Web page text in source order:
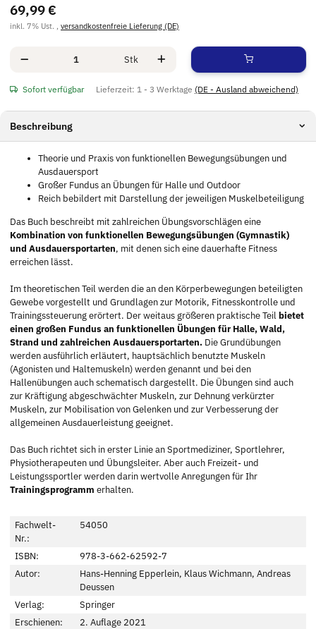
69,99 €
inkl. 7% Ust. , versandkostenfreie Lieferung (DE)
Stk
Sofort verfügbar Lieferzeit: 1 - 3 Werktage (DE - Ausland abweichend)
Beschreibung
Theorie und Praxis von funktionellen Bewegungsübungen und
Ausdauersport
Großer Fundus an Übungen für Halle und Outdoor
Reich bebildert mit Darstellung der jeweiligen Muskelbeteiligung
Das Buch beschreibt mit zahlreichen Übungsvorschlägen eine
Kombination von funktionellen Bewegungsübungen (Gymnastik)
und Ausdauersportarten, mit denen sich eine dauerhafte Fitness
erreichen lässt.
Im theoretischen Teil werden die an den Körperbewegungen beteiligten
Gewebe vorgestellt und Grundlagen zur Motorik, Fitnesskontrolle und
Trainingssteuerung erörtert. Der weitaus größeren praktische Teilbietet
einen großen Fundus an funktionellen Übungen für Halle, Wald,
Strand und zahlreichen Ausdauersportarten. Die Grundübungen
werden ausführlich erläutert, hauptsächlich benutzte Muskeln
(Agonisten und Haltemuskeln) werden genannt und bei den
Hallenübungen auch schematisch dargestellt. Die Übungen sind auch
zur Kräftigung abgeschwächter Muskeln, zur Dehnung verkürzter
Muskeln, zur Mobilisation von Gelenken und zur Verbesserung der
allgemeinen Ausdauerleistung geeignet.
Das Buch richtet sich in erster Linie an Sportmediziner, Sportlehrer,
Physiotherapeuten und Übungsleiter. Aber auch Freizeit- und
Leistungssportler werden darin wertvolle Anregungen für Ihr
Trainingsprogramm erhalten.
Fachwelt-
Nr.:
54050
ISBN:
978-3-662-62592-7
Autor:
Hans-Henning Epperlein, Klaus Wichmann, Andreas
Deussen
Verlag:
Springer
Erschienen:
2. Auflage 2021